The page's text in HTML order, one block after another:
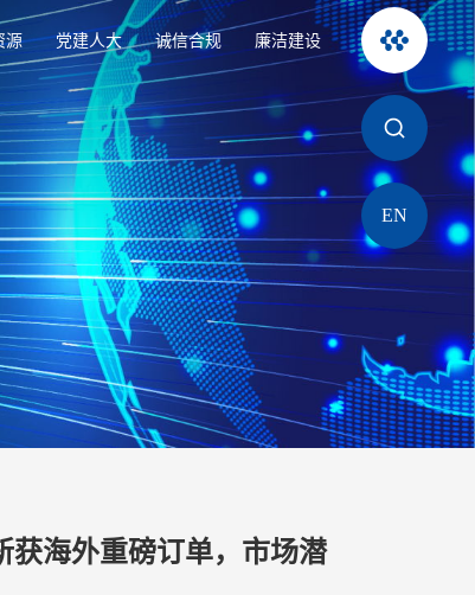
源 党建人大 诚信合规 廉洁建设
EN
获海外重磅订单，市场潜